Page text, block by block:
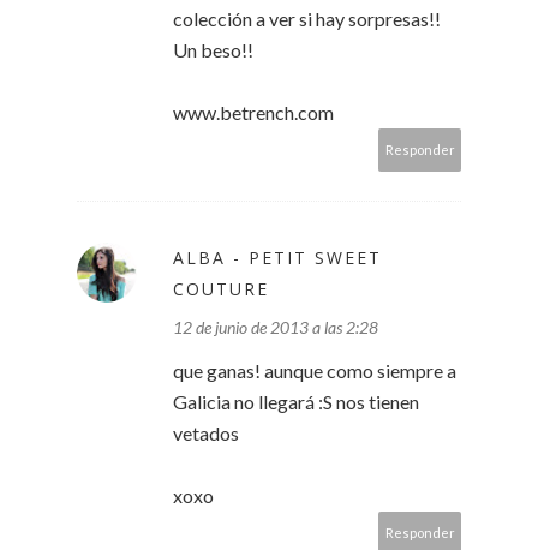
colección a ver si hay sorpresas!!
Un beso!!
www.betrench.com
Responder
ALBA - PETIT SWEET
COUTURE
12 de junio de 2013 a las 2:28
que ganas! aunque como siempre a
Galicia no llegará :S nos tienen
vetados
xoxo
Responder